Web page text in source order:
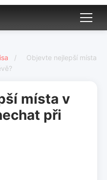
/
Objevte nejlepší místa
místa v
při